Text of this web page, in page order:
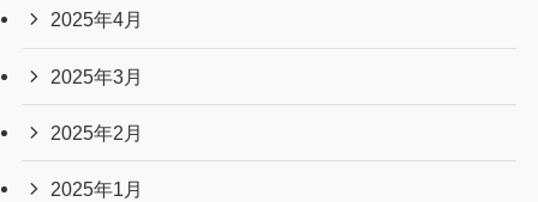
2025年4月
2025年3月
2025年2月
2025年1月